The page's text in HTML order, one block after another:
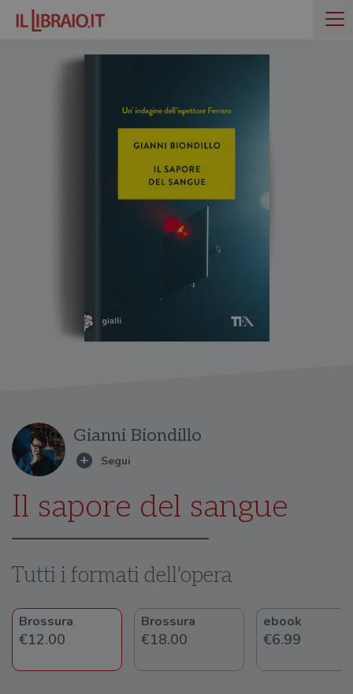
Gianni Biondillo
Il sapore del sangue
Tutti i formati dell'opera
Brossura
€12.00
Brossura
€18.00
ebook
€6.99